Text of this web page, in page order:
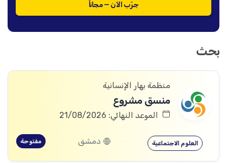
جرّب الآن — مجاناً
بحث
منظمة بهار الإنسانية
منسق مشروع
الموعد النهائي: 21/08/2026
العلوم الاجتماعية دمشق مفتوحة